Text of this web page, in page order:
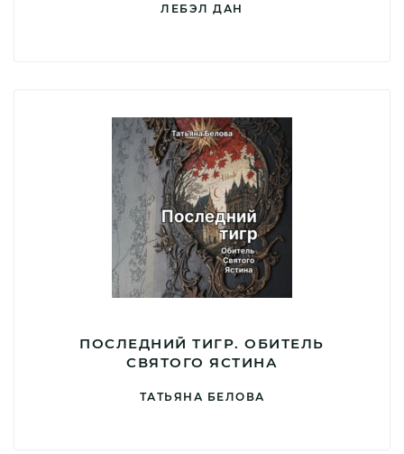
ЛЕБЭЛ ДАН
ПОСЛЕДНИЙ ТИГР. ОБИТЕЛЬ
СВЯТОГО ЯСТИНА
ТАТЬЯНА БЕЛОВА